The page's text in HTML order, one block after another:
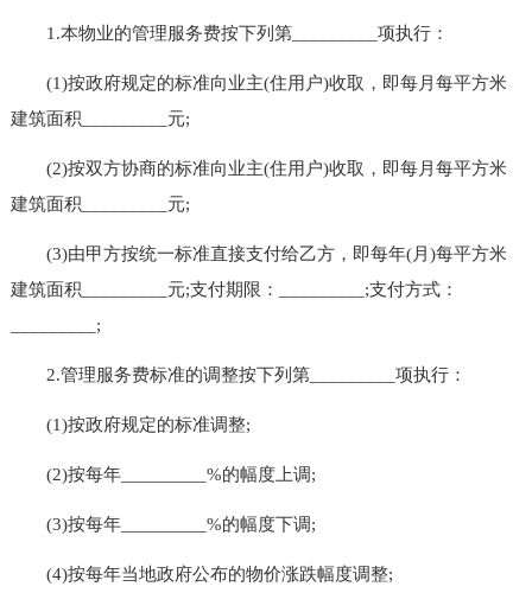
1.本物业的管理服务费按下列第_________项执行：
(1)按政府规定的标准向业主(住用户)收取，即每月每平方米
建筑面积_________元;
(2)按双方协商的标准向业主(住用户)收取，即每月每平方米
建筑面积_________元;
(3)由甲方按统一标准直接支付给乙方，即每年(月)每平方米
建筑面积_________元;支付期限：_________;支付方式：
_________;
2.管理服务费标准的调整按下列第_________项执行：
(1)按政府规定的标准调整;
(2)按每年_________%的幅度上调;
(3)按每年_________%的幅度下调;
(4)按每年当地政府公布的物价涨跌幅度调整;